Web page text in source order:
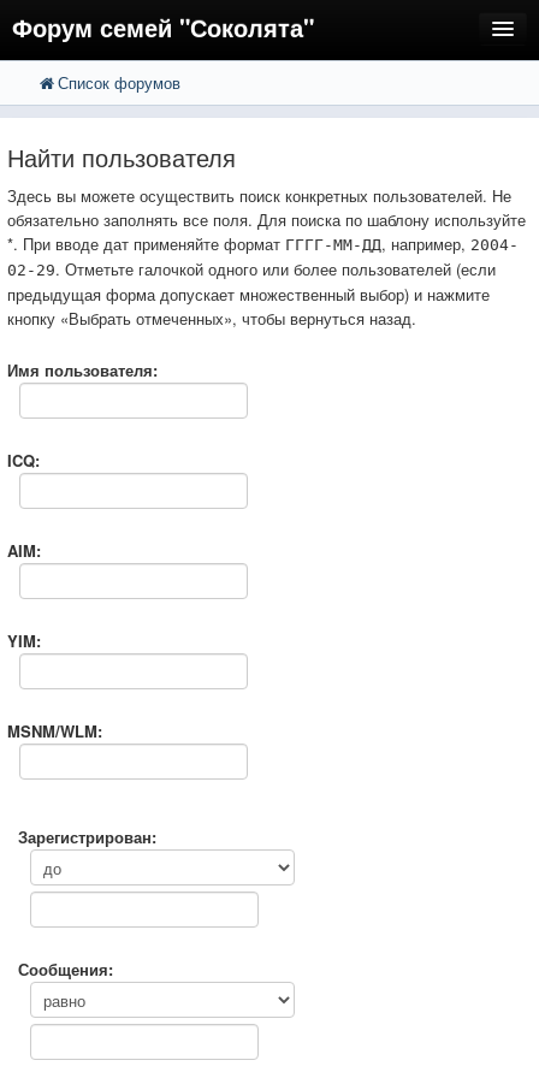
Форум семей "Соколята"
FAQ
Вход
Список форумов
Найти пользователя
Здесь вы можете осуществить поиск конкретных пользователей. Не
обязательно заполнять все поля. Для поиска по шаблону используйте
*. При вводе дат применяйте формат ГГГГ-ММ-ДД, например, 2004-
02-29. Отметьте галочкой одного или более пользователей (если
предыдущая форма допускает множественный выбор) и нажмите
кнопку «Выбрать отмеченных», чтобы вернуться назад.
Имя пользователя:
ICQ:
AIM:
YIM:
MSNM/WLM:
Зарегистрирован:
Сообщения: